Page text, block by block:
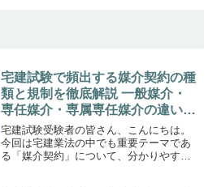
宅建試験で頻出する媒介契約の種
類と規制を徹底解説 一般媒介・
専任媒介・専属専任媒介の違いと
ルールを例題付きで完全マスター
宅建試験受験者の皆さん、こんにちは。
今回は宅建業法の中でも重要テーマであ
る「媒介契約」について、分かりやすく